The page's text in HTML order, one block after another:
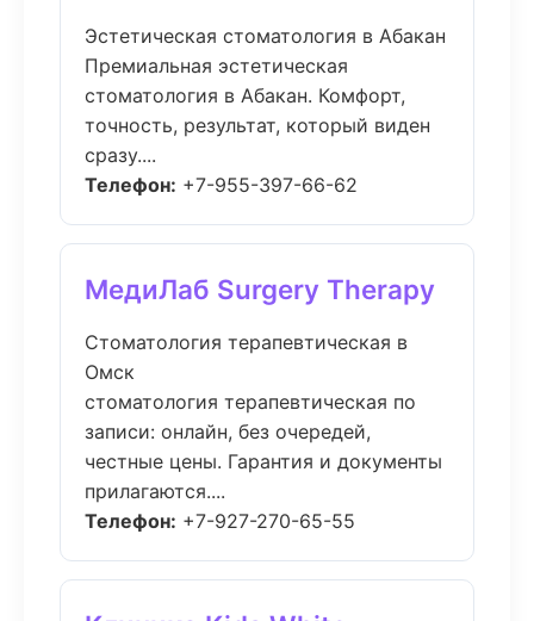
Эстетическая стоматология в Абакан
Премиальная эстетическая
стоматология в Абакан. Комфорт,
точность, результат, который виден
сразу....
Телефон: +7-955-397-66-62
МедиЛаб Surgery Therapy
Стоматология терапевтическая в
Омск
стоматология терапевтическая по
записи: онлайн, без очередей,
честные цены. Гарантия и документы
прилагаются....
Телефон: +7-927-270-65-55